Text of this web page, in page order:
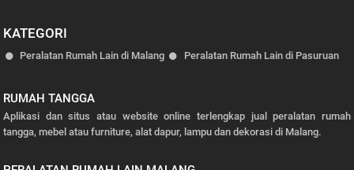
KATEGORI
Peralatan Rumah Lain di Malang Peralatan Rumah Lain di Pasuruan
RUMAH TANGGA
Aplikasi dan situs atau website online terlengkap jual peralatan rumah
tangga, mebel atau furniture, alat dapur, lampu dan dekorasi di Malang.